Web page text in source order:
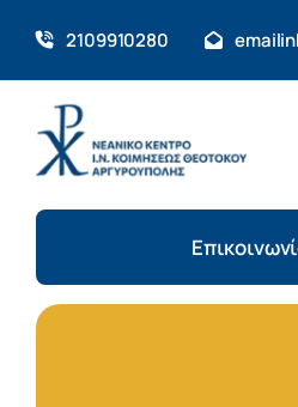
content
2109910280